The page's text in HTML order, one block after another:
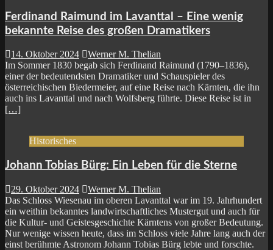
Ferdinand Raimund im Lavanttal – Eine wenig
bekannte Reise des großen Dramatikers
14. Oktober 2024
Werner M. Thelian
Im Sommer 1830 begab sich Ferdinand Raimund (1790–1836),
einer der bedeutendsten Dramatiker und Schauspieler des
österreichischen Biedermeier, auf eine Reise nach Kärnten, die ihn
auch ins Lavanttal und nach Wolfsberg führte. Diese Reise ist in
[…]
Historisches
Johann Tobias Bürg: Ein Leben für die Sterne
29. Oktober 2024
Werner M. Thelian
Das Schloss Wiesenau im oberen Lavanttal war im 19. Jahrhundert
ein weithin bekanntes landwirtschaftliches Mustergut und auch für
die Kultur- und Geistesgeschichte Kärntens von großer Bedeutung.
Nur wenige wissen heute, dass im Schloss viele Jahre lang auch der
einst berühmte Astronom Johann Tobias Bürg lebte und forschte.